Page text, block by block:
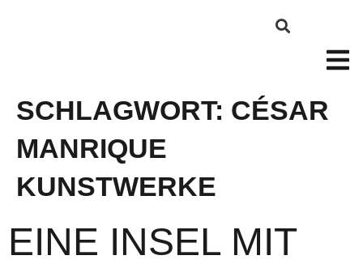
SCHLAGWORT: CÉSAR
MANRIQUE
KUNSTWERKE
EINE INSEL MIT